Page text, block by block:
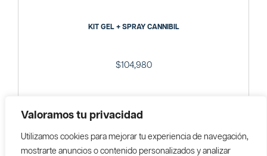
Valoramos tu privacidad
Utilizamos cookies para mejorar tu experiencia de navegación,
mostrarte anuncios o contenido personalizados y analizar
KIT GEL + SPRAY CANNIBIL
$104,980
Agregar al carrito
Vendedor En Colombia:
CANNIBIL